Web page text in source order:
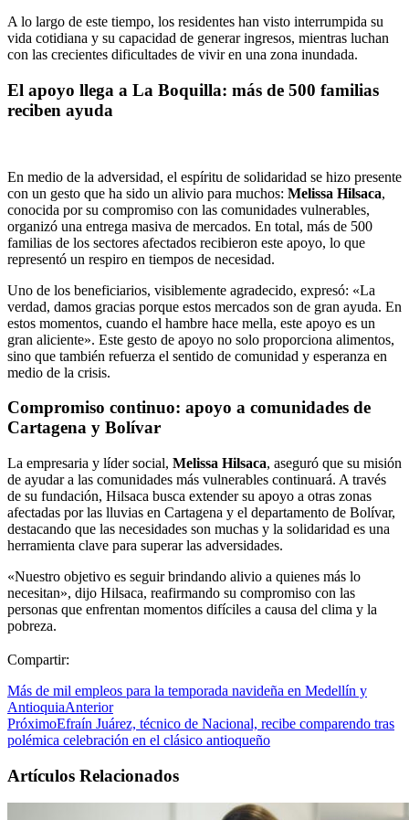
A lo largo de este tiempo, los residentes han visto interrumpida su
vida cotidiana y su capacidad de generar ingresos, mientras luchan
con las crecientes dificultades de vivir en una zona inundada.
El apoyo llega a La Boquilla: más de 500 familias
reciben ayuda
En medio de la adversidad, el espíritu de solidaridad se hizo presente
con un gesto que ha sido un alivio para muchos: Melissa Hilsaca,
conocida por su compromiso con las comunidades vulnerables,
organizó una entrega masiva de mercados. En total, más de 500
familias de los sectores afectados recibieron este apoyo, lo que
representó un respiro en tiempos de necesidad.
Uno de los beneficiarios, visiblemente agradecido, expresó: «La
verdad, damos gracias porque estos mercados son de gran ayuda. En
estos momentos, cuando el hambre hace mella, este apoyo es un
gran aliciente». Este gesto de apoyo no solo proporciona alimentos,
sino que también refuerza el sentido de comunidad y esperanza en
medio de la crisis.
Compromiso continuo: apoyo a comunidades de
Cartagena y Bolívar
La empresaria y líder social, Melissa Hilsaca, aseguró que su misión
de ayudar a las comunidades más vulnerables continuará. A través
de su fundación, Hilsaca busca extender su apoyo a otras zonas
afectadas por las lluvias en Cartagena y el departamento de Bolívar,
destacando que las necesidades son muchas y la solidaridad es una
herramienta clave para superar las adversidades.
«Nuestro objetivo es seguir brindando alivio a quienes más lo
necesitan», dijo Hilsaca, reafirmando su compromiso con las
personas que enfrentan momentos difíciles a causa del clima y la
pobreza.
Compartir:
Más de mil empleos para la temporada navideña en Medellín y
AntioquiaAnterior
PróximoEfraín Juárez, técnico de Nacional, recibe comparendo tras
polémica celebración en el clásico antioqueño
Artículos Relacionados